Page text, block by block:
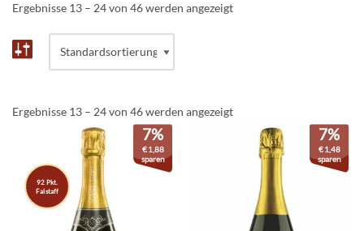
Ergebnisse 13 – 24 von 46 werden angezeigt
Ergebnisse 13 – 24 von 46 werden angezeigt
92 Pkt.
Falstaff
7%
€1,88
sparen
7%
€1,48
sparen